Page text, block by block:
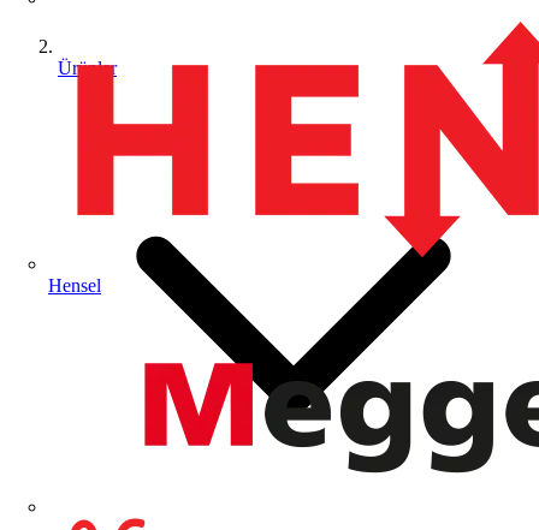
Hensel
Ürünler